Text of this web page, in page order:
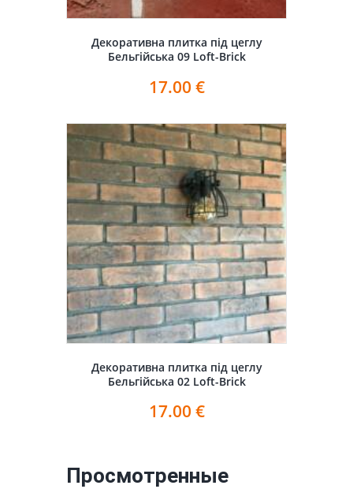
Декоративна плитка під цеглу
Бельгійська 09 Loft-Brick
17.00 €
Декоративна плитка під цеглу
Бельгійська 02 Loft-Brick
17.00 €
Просмотренные